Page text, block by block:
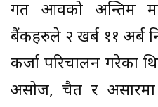
गत आवको अन्तिम
बैंकहरुले २ खर्ब ११ अर्ब
कर्जा परिचालन गरेका
असोज, चैत र असारमा